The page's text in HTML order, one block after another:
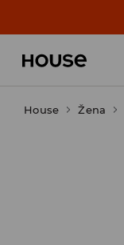
House Žena